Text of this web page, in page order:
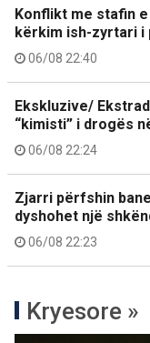
Konflikt me stafin
kërkim ish-zyrtari i
06/08 22:40
Ekskluzive/
“kimisti” i drogës
06/08 22:24
Zjarri përfshin
dyshohet një
06/08 22:23
Kryesore »